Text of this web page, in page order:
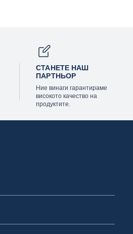
СТАНЕТЕ НАШ
ПАРТНЬОР
Ние винаги гарантираме
високото качество на
продуктите.